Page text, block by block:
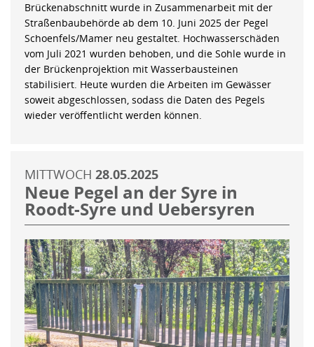
Brückenabschnitt wurde in Zusammenarbeit mit der
Straßenbaubehörde ab dem 10. Juni 2025 der Pegel
Schoenfels/Mamer neu gestaltet. Hochwasserschäden
vom Juli 2021 wurden behoben, und die Sohle wurde in
der Brückenprojektion mit Wasserbausteinen
stabilisiert. Heute wurden die Arbeiten im Gewässer
soweit abgeschlossen, sodass die Daten des Pegels
wieder veröffentlicht werden können.
MITTWOCH 28.05.2025
Neue Pegel an der Syre in
Roodt-Syre und Uebersyren